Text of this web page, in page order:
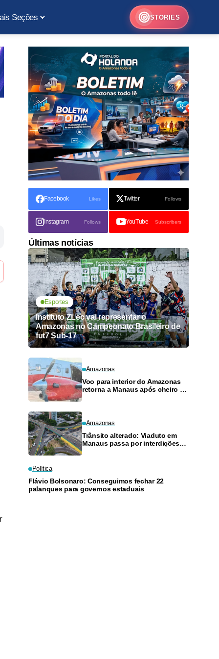
Seções STORIES
Facebook Likes Twitter Follows
Instagram Follows YouTube Subscribers
Últimas notícias
Esportes
Instituto ZLec vai representar o
Amazonas no Campeonato Brasileiro de
fut7 Sub-17
Amazonas
Voo para interior do Amazonas
retorna a Manaus após cheiro de
Amazonas
Trânsito alterado: Viaduto em
Manaus passa por interdições
Política
Flávio Bolsonaro: Conseguimos fechar 22
palanques para governos estaduais